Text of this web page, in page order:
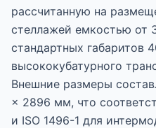
рассчитанную на
стеллажей емкостью от
стандартных габаритов
высококубатурного
Внешние размеры
× 2896 мм, что
и ISO 1496-1 для